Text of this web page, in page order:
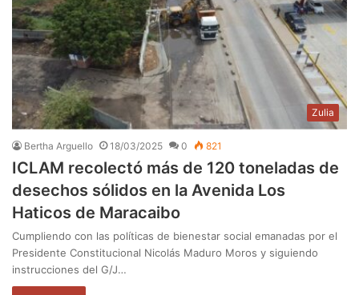
Zulia
Bertha Arguello 18/03/2025 0 821
ICLAM recolectó más de 120 toneladas de
desechos sólidos en la Avenida Los
Haticos de Maracaibo
Cumpliendo con las políticas de bienestar social emanadas por el
Presidente Constitucional Nicolás Maduro Moros y siguiendo
instrucciones del G/J…